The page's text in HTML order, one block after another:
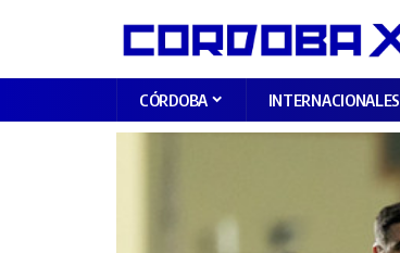
CÓRDOBA INTERNACIONALES